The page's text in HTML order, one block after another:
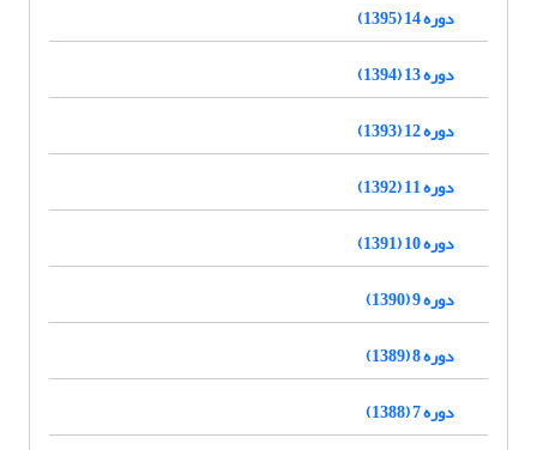
دوره 14 (1395)
دوره 13 (1394)
دوره 12 (1393)
دوره 11 (1392)
دوره 10 (1391)
دوره 9 (1390)
دوره 8 (1389)
دوره 7 (1388)